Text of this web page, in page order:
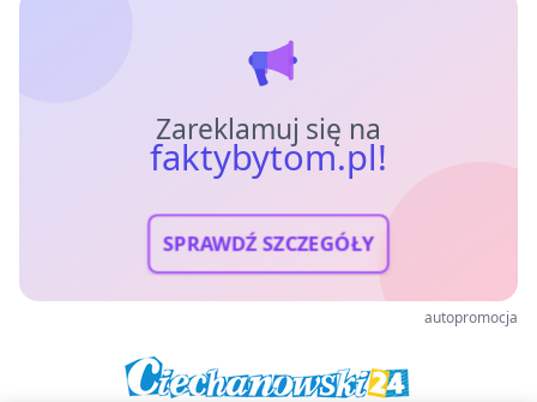
Zareklamuj się na
faktybytom.pl!
SPRAWDŹ SZCZEGÓŁY
autopromocja